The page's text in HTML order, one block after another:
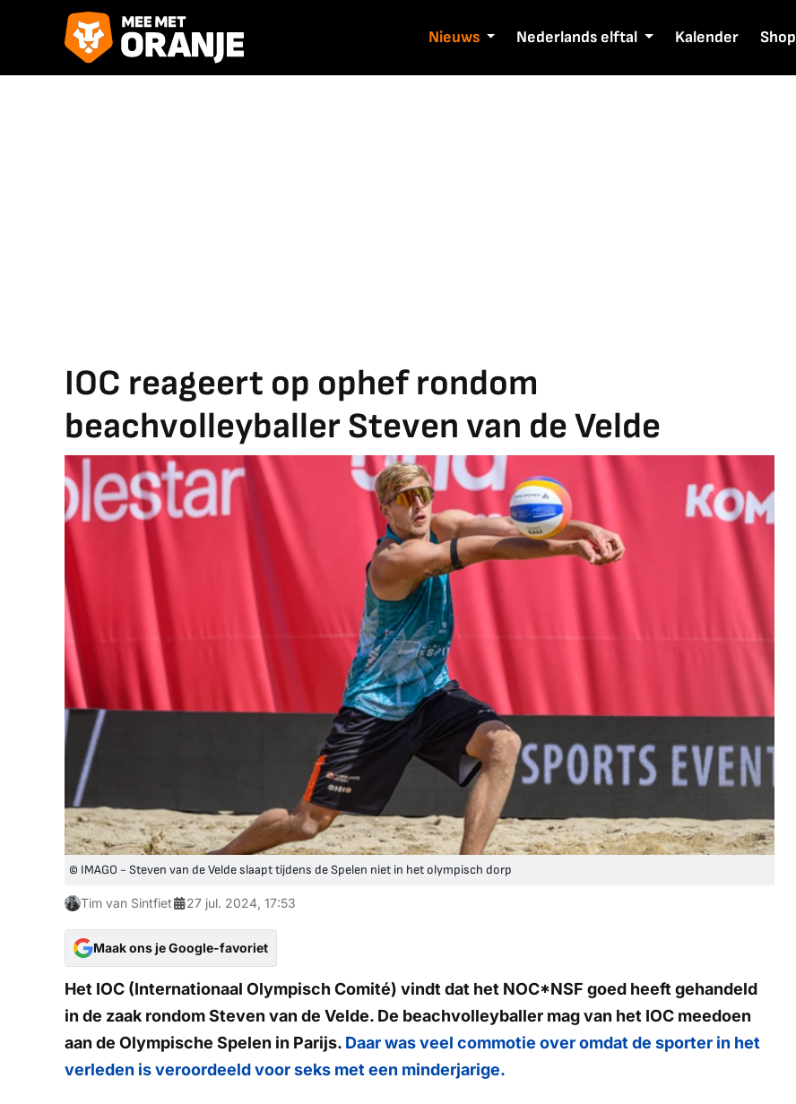
Nieuws Nederlands elftal Kalender Shop
IOC reageert op ophef rondom
beachvolleyballer Steven van de Velde
© IMAGO - Steven van de Velde slaapt tijdens de Spelen niet in het olympisch dorp
Tim van Sintfiet 27 jul. 2024, 17:53
Maak ons je Google-favoriet
Het IOC (Internationaal Olympisch Comité) vindt dat het NOC*NSF goed heeft gehandeld
in de zaak rondom Steven van de Velde. De beachvolleyballer mag van het IOC meedoen
aan de Olympische Spelen in Parijs. Daar was veel commotie over omdat de sporter in het
verleden is veroordeeld voor seks met een minderjarige.